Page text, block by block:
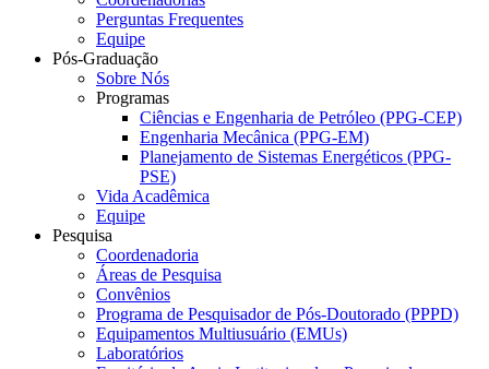
Perguntas Frequentes
Equipe
Pós-Graduação
Sobre Nós
Programas
Ciências e Engenharia de Petróleo (PPG-CEP)
Engenharia Mecânica (PPG-EM)
Planejamento de Sistemas Energéticos (PPG-
PSE)
Vida Acadêmica
Equipe
Pesquisa
Coordenadoria
Áreas de Pesquisa
Convênios
Programa de Pesquisador de Pós-Doutorado (PPPD)
Equipamentos Multiusuário (EMUs)
Laboratórios